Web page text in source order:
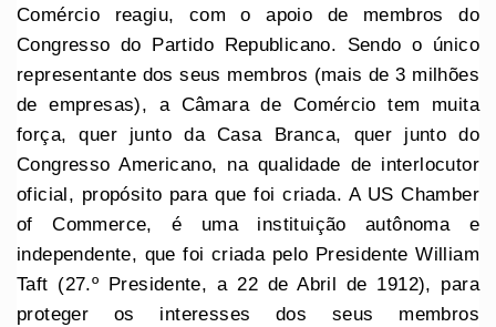
Comércio reagiu, com o apoio de membros do
Congresso do Partido Republicano. Sendo o único
representante dos seus membros (mais de 3 milhões
de empresas), a Câmara de Comércio tem muita
força, quer junto da Casa Branca, quer junto do
Congresso Americano, na qualidade de interlocutor
oficial, propósito para que foi criada. A US Chamber
of Commerce, é uma instituição autônoma e
independente, que foi criada pelo Presidente William
Taft (27.º Presidente, a 22 de Abril de 1912), para
proteger os interesses dos seus membros